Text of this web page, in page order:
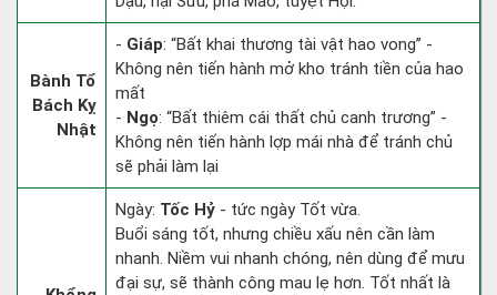
Bành Tổ
Bách Kỵ
Nhật
- Giáp: “Bất khai thương tài vật hao vong” -
Không nên tiến hành mở kho tránh tiền của hao
mất
- Ngọ: “Bất thiêm cái thất chủ canh trương” -
Không nên tiến hành lợp mái nhà để tránh chủ
sẽ phải làm lại
Ngày: Tốc Hỷ - tức ngày Tốt vừa.
Buổi sáng tốt, nhưng chiều xấu nên cần làm
nhanh. Niềm vui nhanh chóng, nên dùng để mưu
đại sự, sẽ thành công mau lẹ hơn. Tốt nhất là